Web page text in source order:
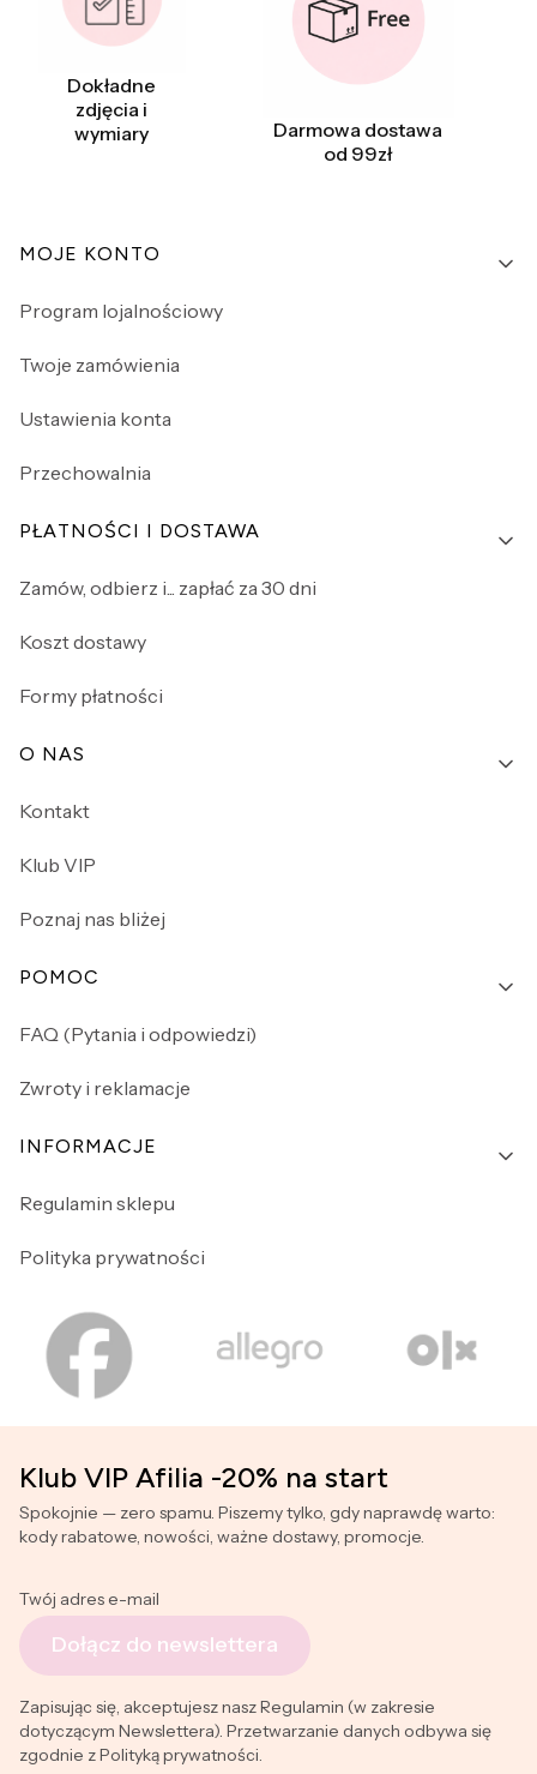
Dokładne
zdjęcia i
wymiary
Darmowa dostawa
od 99zł
Linki w stopce
MOJE KONTO
Program lojalnościowy
Twoje zamówienia
Ustawienia konta
Przechowalnia
PŁATNOŚCI I DOSTAWA
Zamów, odbierz i... zapłać za 30 dni
Koszt dostawy
Formy płatności
O NAS
Kontakt
Klub VIP
Poznaj nas bliżej
POMOC
FAQ (Pytania i odpowiedzi)
Zwroty i reklamacje
INFORMACJE
Regulamin sklepu
Polityka prywatności
Klub VIP Afilia -20% na start
Spokojnie — zero spamu. Piszemy tylko, gdy naprawdę warto:
kody rabatowe, nowości, ważne dostawy, promocje.
Twój adres e-mail
Dołącz do newslettera
Zapisując się, akceptujesz nasz Regulamin (w zakresie
dotyczącym Newslettera). Przetwarzanie danych odbywa się
zgodnie z Polityką prywatności.